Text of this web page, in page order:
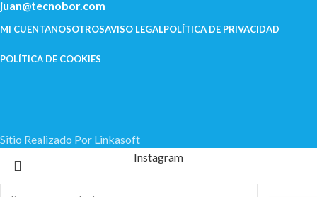
juan@tecnobor.com
MI CUENTANOSOTROSAVISO LEGALPOLÍ­TICA DE PRIVACIDAD
POLÍTICA DE COOKIES
Sitio Realizado Por Linkasoft
Instagram